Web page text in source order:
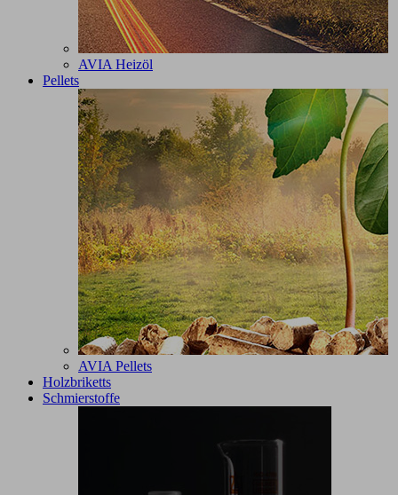
AVIA Heizöl
Pellets
AVIA Pellets
Holzbriketts
Schmierstoffe